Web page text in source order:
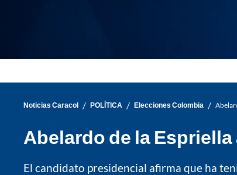
Noticias Caracol / POLÍTICA / Elecciones Colombia /
Abelardo de la
El candidato presidencial afirma que ha